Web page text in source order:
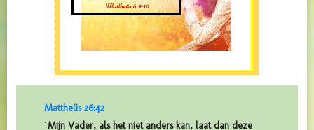
Mattheüs 26:42
´Mijn Vader, als het niet anders kan, laat dan deze